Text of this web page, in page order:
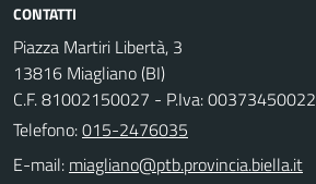
CONTATTI
Piazza Martiri Libertà, 3
13816 Miagliano (BI)
C.F. 81002150027 - P.Iva: 00373450022
Telefono:015-2476035
E-mail: